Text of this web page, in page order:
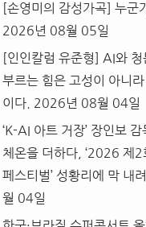
[손영미의 감성가곡] 누군
2026년 08월 05일
[인인칼럼 유준형] AI와
부르는 힘은 고성이 아니
이다.
2026년 08월 04일
‘K-AI 아트 거장’ 장인보
체온을 더하다, ‘2026 제2
페스티벌’ 성황리에 막 내려
월 04일